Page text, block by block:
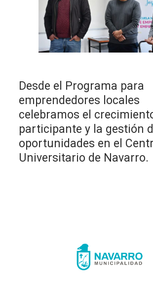
Desde el Programa para
emprendedores locales
celebramos el
participante y la gestión
oportunidades en el
Universitario de Navarro.